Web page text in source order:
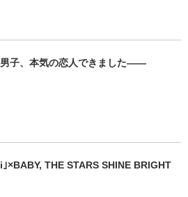
男子、本気の恋人できました――
×BABY, THE STARS SHINE BRIGHT